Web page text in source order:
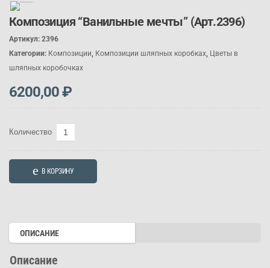
Композиция “Ванильные мечты” (Арт.2396)
Артикул: 2396
Категории: Композиции Композиции шляпных коробках Цветы в
шляпных коробочках
6200,00₽
Количество
Количество
Композиция
В КОРЗИНУ
ОПИСАНИЕ
Описание